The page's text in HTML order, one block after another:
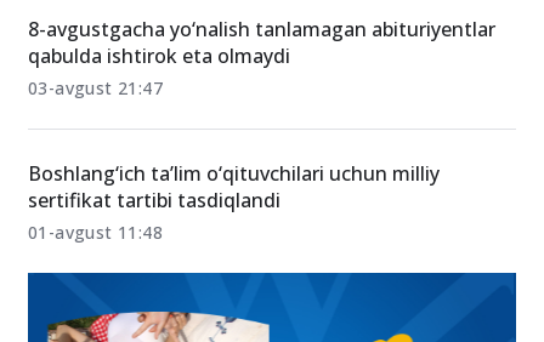
8-avgustgacha yo‘nalish tanlamagan abituriyentlar
qabulda ishtirok eta olmaydi
03-avgust 21:47
Boshlang‘ich ta’lim o‘qituvchilari uchun milliy
sertifikat tartibi tasdiqlandi
01-avgust 11:48